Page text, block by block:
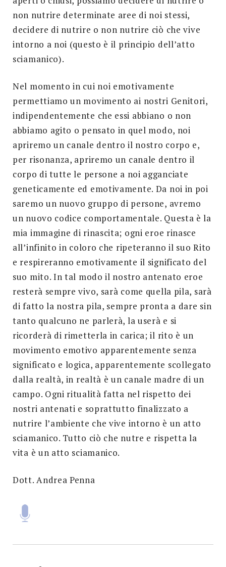
non nutrire determinate aree di noi stessi,
decidere di nutrire o non nutrire ciò che vive
intorno a noi (questo è il principio dell’atto
sciamanico).
Nel momento in cui noi emotivamente
permettiamo un movimento ai nostri Genitori,
indipendentemente che essi abbiano o non
abbiamo agito o pensato in quel modo, noi
apriremo un canale dentro il nostro corpo e,
per risonanza, apriremo un canale dentro il
corpo di tutte le persone a noi agganciate
geneticamente ed emotivamente. Da noi in poi
saremo un nuovo gruppo di persone, avremo
un nuovo codice comportamentale. Questa è la
mia immagine di rinascita; ogni eroe rinasce
all’infinito in coloro che ripeteranno il suo Rito
e respireranno emotivamente il significato del
suo mito. In tal modo il nostro antenato eroe
resterà sempre vivo, sarà come quella pila, sarà
di fatto la nostra pila, sempre pronta a dare sin
tanto qualcuno ne parlerà, la userà e si
ricorderà di rimetterla in carica; il rito è un
movimento emotivo apparentemente senza
significato e logica, apparentemente scollegato
dalla realtà, in realtà è un canale madre di un
campo. Ogni ritualità fatta nel rispetto dei
nostri antenati e soprattutto finalizzato a
nutrire l’ambiente che vive intorno è un atto
sciamanico. Tutto ciò che nutre e rispetta la
vita è un atto sciamanico.
Dott. Andrea Penna